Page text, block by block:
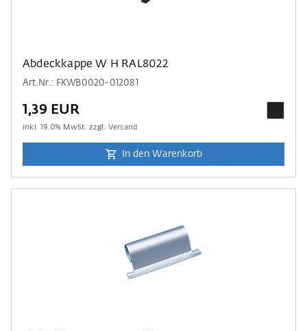
Abdeckkappe W H RAL8022
Art.Nr.: FKWB0020-012081
1,39 EUR
inkl.19.0% MwSt. zzgl. Versand
In den Warenkorb